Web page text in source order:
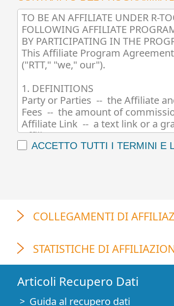
ACCETTO TUTTI I TERMINI E
COLLEGAMENTI DI
STATISTICHE DI
Articoli Recupero Dati
Guida al recupero dati